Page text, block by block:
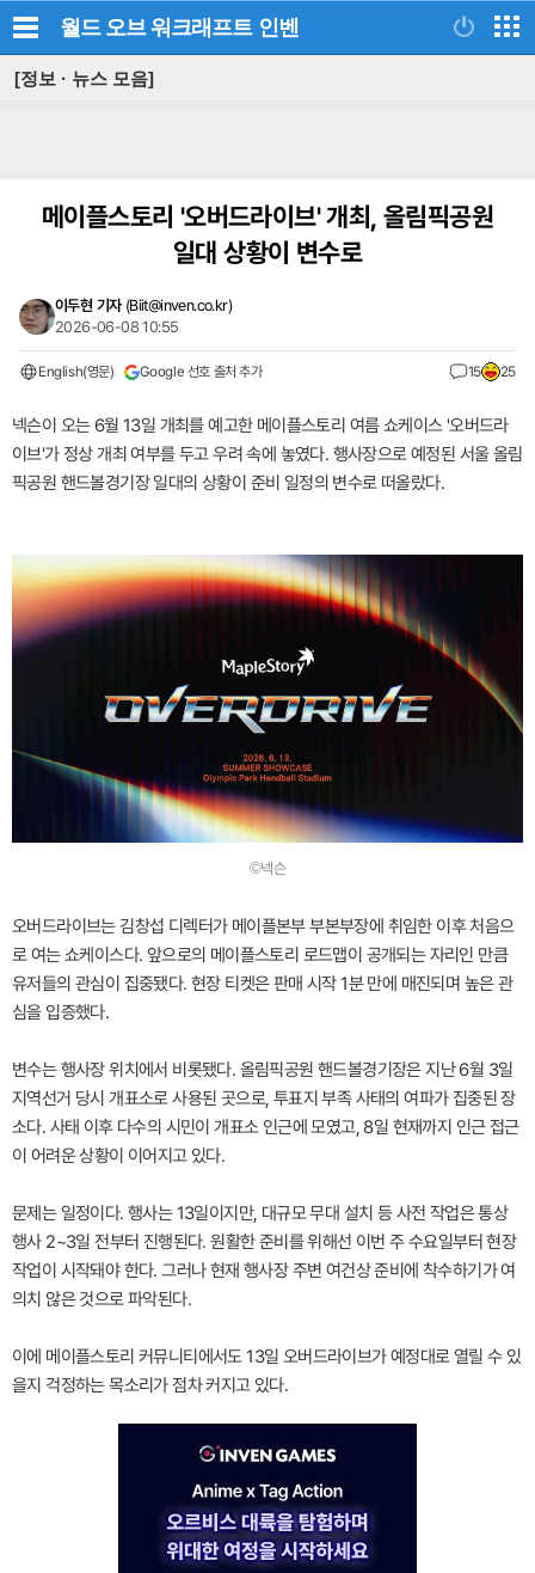
월드 오브 워크래프트 인벤
[정보 · 뉴스 모음]
메이플스토리 '오버드라이브' 개최, 올림픽공원
일대 상황이 변수로
이두현 기자 (Biit@inven.co.kr)
2026-06-08 10:55
English(영문) Google 선호 출처 추가 15 25
넥슨이 오는 6월 13일 개최를 예고한 메이플스토리 여름 쇼케이스 '오버드라
이브'가 정상 개최 여부를 두고 우려 속에 놓였다. 행사장으로 예정된 서울 올림
픽공원 핸드볼경기장 일대의 상황이 준비 일정의 변수로 떠올랐다.
©넥슨
오버드라이브는 김창섭 디렉터가 메이플본부 부본부장에 취임한 이후 처음으
로 여는 쇼케이스다. 앞으로의 메이플스토리 로드맵이 공개되는 자리인 만큼
유저들의 관심이 집중됐다. 현장 티켓은 판매 시작 1분 만에 매진되며 높은 관
심을 입증했다.
변수는 행사장 위치에서 비롯됐다. 올림픽공원 핸드볼경기장은 지난 6월 3일
지역선거 당시 개표소로 사용된 곳으로, 투표지 부족 사태의 여파가 집중된 장
소다. 사태 이후 다수의 시민이 개표소 인근에 모였고, 8일 현재까지 인근 접근
이 어려운 상황이 이어지고 있다.
문제는 일정이다. 행사는 13일이지만, 대규모 무대 설치 등 사전 작업은 통상
행사 2~3일 전부터 진행된다. 원활한 준비를 위해선 이번 주 수요일부터 현장
작업이 시작돼야 한다. 그러나 현재 행사장 주변 여건상 준비에 착수하기가 여
의치 않은 것으로 파악된다.
이에 메이플스토리 커뮤니티에서도 13일 오버드라이브가 예정대로 열릴 수 있
을지 걱정하는 목소리가 점차 커지고 있다.